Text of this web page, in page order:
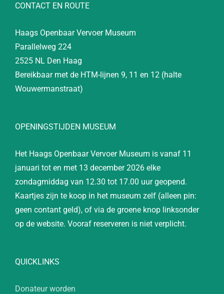
CONTACT EN ROUTE
Haags Openbaar Vervoer Museum
Parallelweg 224
2525 NL Den Haag
Bereikbaar met de HTM-lijnen 9, 11 en 12 (halte
Wouwermanstraat)
OPENINGSTIJDEN MUSEUM
Het Haags Openbaar Vervoer Museum is vanaf 11
januari tot en met 13 december 2026 elke
zondagmiddag van 12.30 tot 17.00 uur geopend.
Kaartjes zijn te koop in het museum zelf (alleen pin:
geen contant geld), of via de groene knop linksonder
op de website. Vooraf reserveren is niet verplicht.
QUICKLINKS
Donateur worden